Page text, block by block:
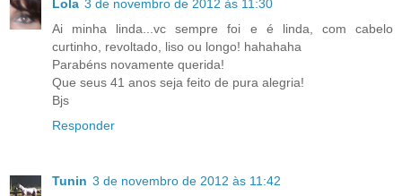
Lola 3 de novembro de 2012 às 11:30
Ai minha linda...vc sempre foi e é linda, com cabelo
curtinho, revoltado, liso ou longo! hahahaha
Parabéns novamente querida!
Que seus 41 anos seja feito de pura alegria!
Bjs
Responder
Tunin 3 de novembro de 2012 às 11:42